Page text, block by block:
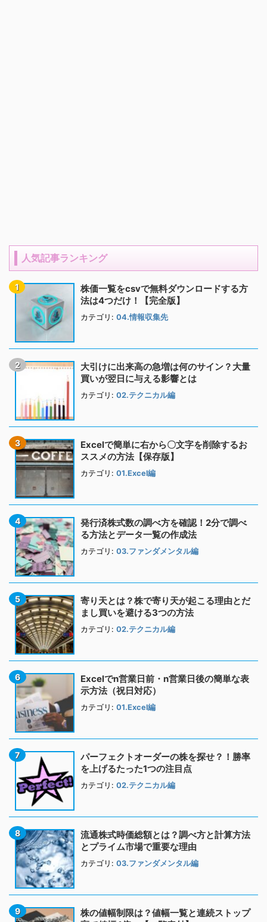
人気記事ランキング
株価一覧をcsvで無料ダウンロードする方
法は4つだけ！【完全版】
カテゴリ: 04.情報収集先
大引けに出来高の急増は何のサイン？大量
買いが翌日に与える影響とは
カテゴリ: 02.テクニカル編
Excelで簡単に右から〇文字を削除するお
ススメの方法【保存版】
カテゴリ: 01.Excel編
発行済株式数の調べ方を確認！2分で調べ
る方法とデータ一覧の作成法
カテゴリ: 03.ファンダメンタル編
寄り天とは？株で寄り天が起こる理由とだ
まし買いを避ける3つの方法
カテゴリ: 02.テクニカル編
Excelでn営業日前・n営業日後の簡単な表
示方法（祝日対応）
カテゴリ: 01.Excel編
パーフェクトオーダーの株を探せ？！勝率
を上げるたった1つの注目点
カテゴリ: 02.テクニカル編
流通株式時価総額とは？調べ方と計算方法
とプライム市場で重要な理由
カテゴリ: 03.ファンダメンタル編
株の値幅制限は？値幅一覧と連続ストップ